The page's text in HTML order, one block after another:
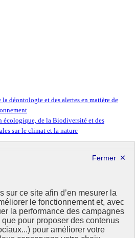
déontologie et des alertes en matière de
écologique, de la Biodiversité et des
sur le climat et la nature
sur ce site afin d’en mesurer la
le fonctionnement et, avec
la performance des campagnes
pour proposer des contenus
pour améliorer votre